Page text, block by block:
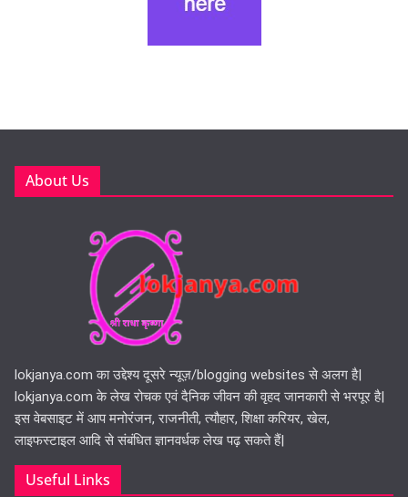
About Us
lokjanya.com का उद्देश्य दूसरे न्यूज़/blogging websites से अलग है|
lokjanya.com के लेख रोचक एवं दैनिक जीवन की वृहद जानकारी से भरपूर है|
इस वेबसाइट में आप मनोरंजन, राजनीती, त्यौहार, शिक्षा करियर, खेल,
लाइफस्टाइल आदि से संबंधित ज्ञानवर्धक लेख पढ़ सकते हैं|
Useful Links